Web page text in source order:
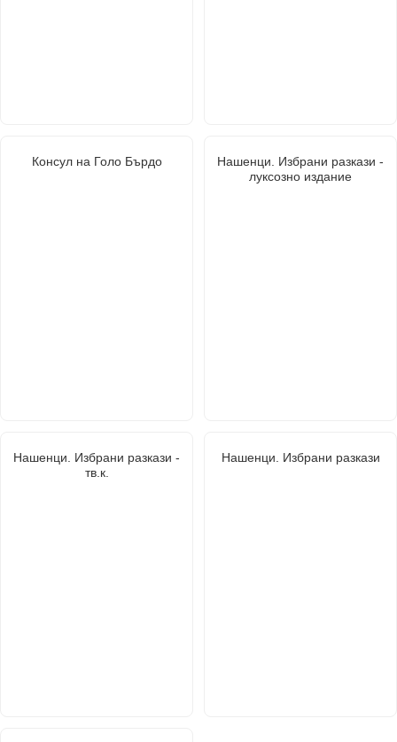
Консул на Голо Бърдо
Нашенци. Избрани разкази -
луксозно издание
Нашенци. Избрани разкази -
тв.к.
Нашенци. Избрани разкази